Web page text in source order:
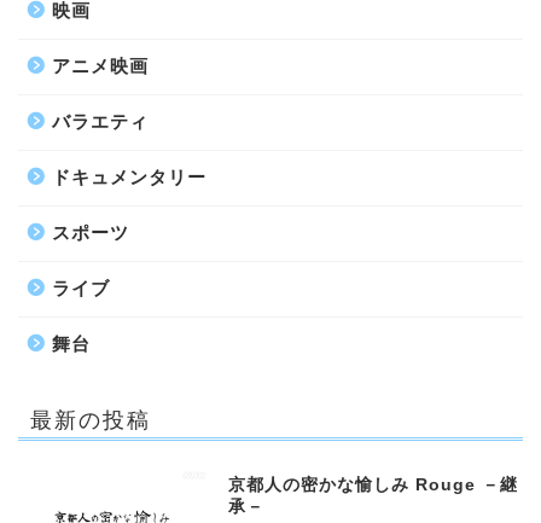
映画
アニメ映画
バラエティ
ドキュメンタリー
スポーツ
ライブ
舞台
最新の投稿
京都人の密かな愉しみ Rouge －継
承－